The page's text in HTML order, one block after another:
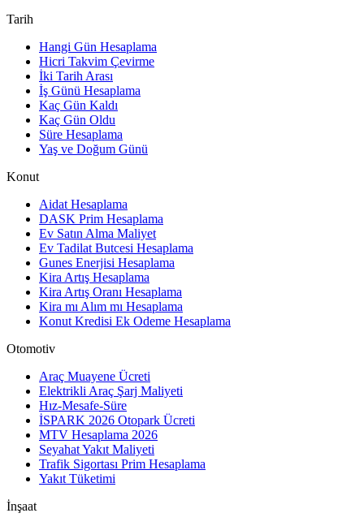
Tarih
Hangi Gün Hesaplama
Hicri Takvim Çevirme
İki Tarih Arası
İş Günü Hesaplama
Kaç Gün Kaldı
Kaç Gün Oldu
Süre Hesaplama
Yaş ve Doğum Günü
Konut
Aidat Hesaplama
DASK Prim Hesaplama
Ev Satın Alma Maliyet
Ev Tadilat Butcesi Hesaplama
Gunes Enerjisi Hesaplama
Kira Artış Hesaplama
Kira Artış Oranı Hesaplama
Kira mı Alım mı Hesaplama
Konut Kredisi Ek Odeme Hesaplama
Otomotiv
Araç Muayene Ücreti
Elektrikli Araç Şarj Maliyeti
Hız-Mesafe-Süre
İSPARK 2026 Otopark Ücreti
MTV Hesaplama 2026
Seyahat Yakıt Maliyeti
Trafik Sigortası Prim Hesaplama
Yakıt Tüketimi
İnşaat